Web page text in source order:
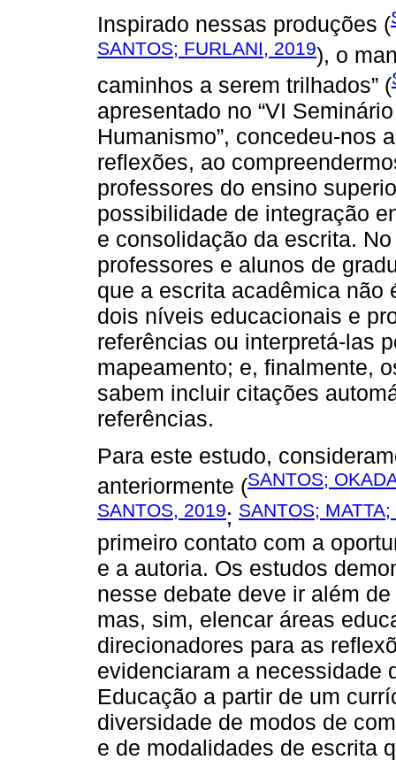
Inspirado nessas produções (
SANTOS; FURLANI, 2019), o
caminhos a serem trilhados” (
apresentado no “VI
Humanismo”, concedeu-nos
reflexões, ao
professores do ensino
possibilidade de integração
e consolidação da escrita.
professores e alunos de
que a escrita acadêmica não
dois níveis educacionais e
referências ou interpretá-las
mapeamento; e, finalmente,
sabem incluir citações
referências.
Para este estudo,
anteriormente (SANTOS;
SANTOS, 2019; SANTOS;
primeiro contato com a
e a autoria. Os estudos
nesse debate deve ir além
mas, sim, elencar áreas
direcionadores para as
evidenciaram a necessidade
Educação a partir de um
diversidade de modos de
e de modalidades de escrita